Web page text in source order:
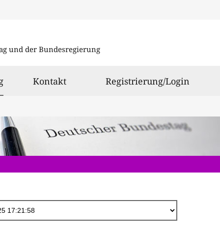
und der Bundesregierung
ausgewählt
Kontakt Registrierung/Login